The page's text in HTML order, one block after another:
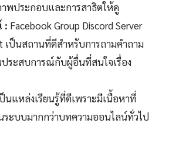
าพประกอบและการสาธิตให้ดู
: Facebook Group Discord Server
เป็นสถานที่ดีสำหรับการถามคำถาม
ระสบการณ์กับผู้อื่นที่สนใจเรื่อง
นแหล่งเรียนรู้ที่ดีเพราะมีเนื้อหาที่
ระบบมากกว่าบทความออนไลน์ทั่วไป